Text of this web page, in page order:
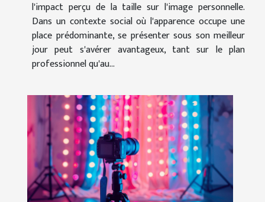
l'impact perçu de la taille sur l'image personnelle.
Dans un contexte social où l'apparence occupe une
place prédominante, se présenter sous son meilleur
jour peut s'avérer avantageux, tant sur le plan
professionnel qu'au...